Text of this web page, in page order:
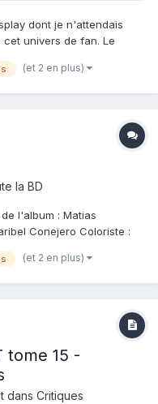
dont je n'attendais
univers de fan. Le
La mise en scène
(et 2 en plus)
la BD
l'album : Matias
Conejero Coloriste :
grande banlieue
(et 2 en plus)
tome 15 -
dans Critiques